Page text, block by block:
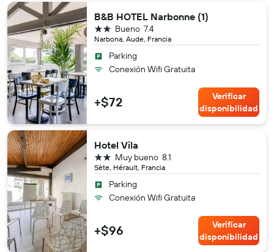
B&B HOTEL Narbonne (1)
Narbona, Aude, Francia
7.4
Bueno
2 estrellas
Parking
Conexión Wifi Gratuita
+$72
Verificar
disponibilidad
Hotel Vila
Sète, Hérault, Francia
8.1
Muy bueno
2 estrellas
Parking
Conexión Wifi Gratuita
+$96
Verificar
disponibilidad